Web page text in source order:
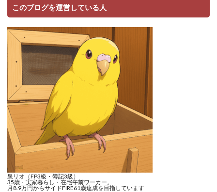
このブログを運営している人
泉リオ（FP3級・簿記3級）
35歳・実家暮らし・在宅午前ワーカー。
月8.9万円からサイドFIRE61歳達成を目指しています